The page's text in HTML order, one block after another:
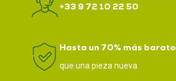
+33 9 72 10 22 50
Hasta un 70% más barato
que una pieza nueva